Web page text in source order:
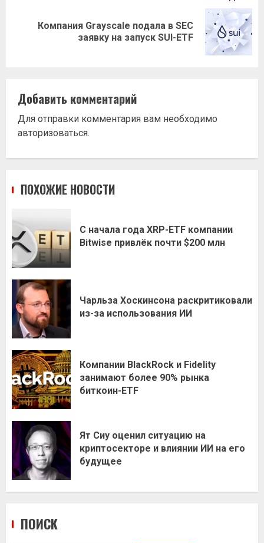
СледующаяКомпания Grayscale подала в SEC
заявку на запуск SUI-ETF
Добавить комментарий
Для отправки комментария вам необходимо
авторизоваться.
ПОХОЖИЕ НОВОСТИ
С начала года XRP-ETF компании
Bitwise привлёк почти $200 млн
Чарльза Хоскинсона раскритиковали
из-за использования ИИ
Компании BlackRock и Fidelity
занимают более 90% рынка
биткоин-ETF
Ят Сиу оценил ситуацию на
криптосекторе и влиянии ИИ на его
будущее
ПОИСК